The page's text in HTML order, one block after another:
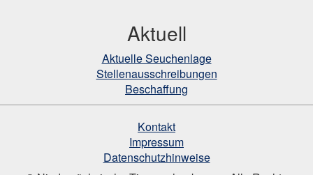
Aktuell
Aktuelle Seuchenlage
Stellenausschreibungen
Beschaffung
Kontakt
Impressum
Datenschutzhinweise